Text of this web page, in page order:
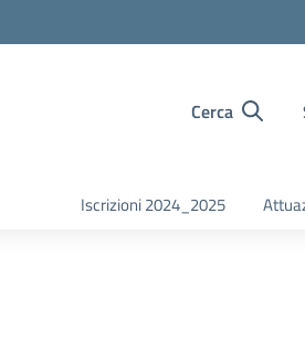
Cerca
Iscrizioni 2024_2025